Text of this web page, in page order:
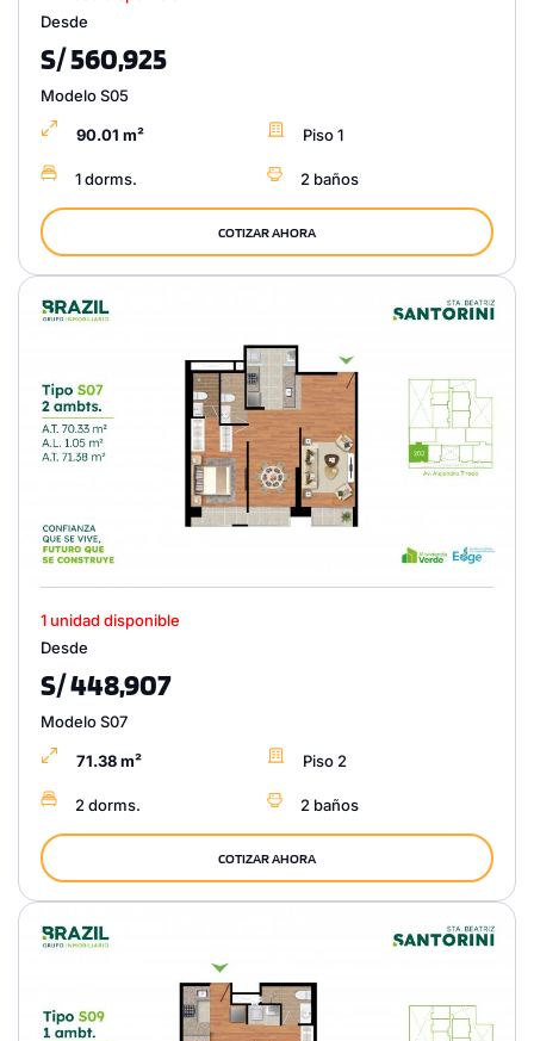
Desde
S/ 560,925
Modelo S05
90.01 m² Piso 1
1 dorms. 2 baños
COTIZAR AHORA
1 unidad disponible
Desde
S/ 448,907
Modelo S07
71.38 m² Piso 2
2 dorms. 2 baños
COTIZAR AHORA